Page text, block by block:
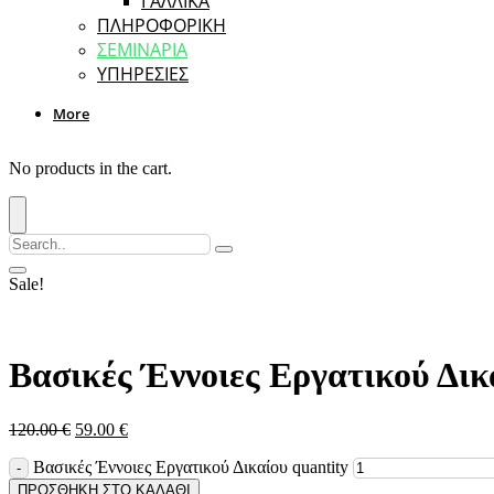
ΠΛΗΡΟΦΟΡΙΚΗ
ΣΕΜΙΝΑΡΙΑ
ΥΠΗΡΕΣΙΕΣ
More
No products in the cart.
Sale!
Βασικές Έννοιες Εργατικού
120.00€ 59.00 €
Βασικές Έννοιες Εργατικού Δικαίου quantity
ΠΡΟΣΘΗΚΗ ΣΤΟ ΚΑΛΑΘΙ